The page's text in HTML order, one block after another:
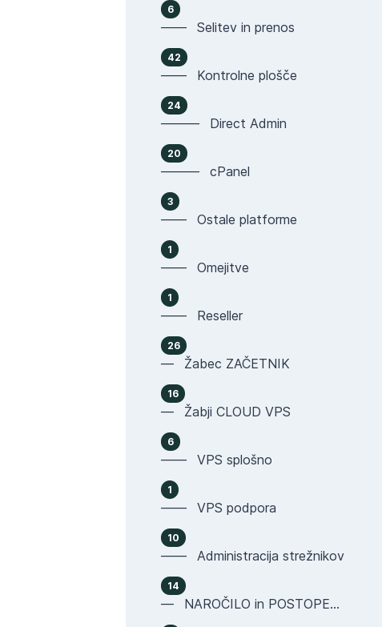
6
—— Selitev in prenos
42
—— Kontrolne plošče
24
——— Direct Admin
20
——— cPanel
3
—— Ostale platforme
1
—— Omejitve
1
—— Reseller
26
— Žabec ZAČETNIK
16
— Žabji CLOUD VPS
6
—— VPS splošno
1
—— VPS podpora
10
—— Administracija strežnikov
14
— NAROČILO in POSTOPEK NAKUPA